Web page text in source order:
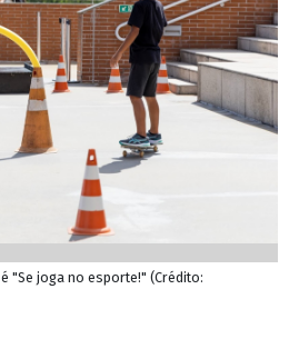
"Se joga no esporte!" (Crédito: